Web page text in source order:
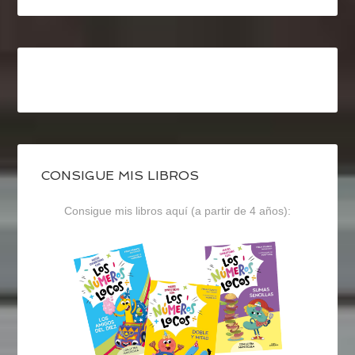
CONSIGUE MIS LIBROS
Consigue mis libros aquí (a partir de 4 años):